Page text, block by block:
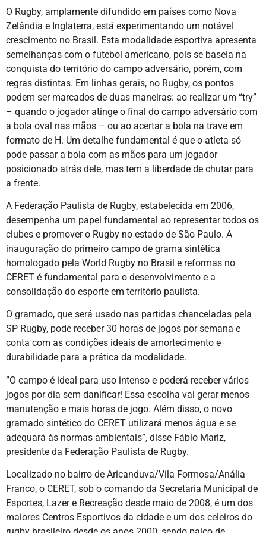
O Rugby, amplamente difundido em países como Nova
Zelândia e Inglaterra, está experimentando um notável
crescimento no Brasil. Esta modalidade esportiva apresenta
semelhanças com o futebol americano, pois se baseia na
conquista do território do campo adversário, porém, com
regras distintas. Em linhas gerais, no Rugby, os pontos
podem ser marcados de duas maneiras: ao realizar um “try”
– quando o jogador atinge o final do campo adversário com
a bola oval nas mãos – ou ao acertar a bola na trave em
formato de H. Um detalhe fundamental é que o atleta só
pode passar a bola com as mãos para um jogador
posicionado atrás dele, mas tem a liberdade de chutar para
a frente.
A Federação Paulista de Rugby, estabelecida em 2006,
desempenha um papel fundamental ao representar todos os
clubes e promover o Rugby no estado de São Paulo. A
inauguração do primeiro campo de grama sintética
homologado pela World Rugby no Brasil e reformas no
CERET é fundamental para o desenvolvimento e a
consolidação do esporte em território paulista.
O gramado, que será usado nas partidas chanceladas pela
SP Rugby, pode receber 30 horas de jogos por semana e
conta com as condições ideais de amortecimento e
durabilidade para a prática da modalidade.
”O campo é ideal para uso intenso e poderá receber vários
jogos por dia sem danificar! Essa escolha vai gerar menos
manutenção e mais horas de jogo. Além disso, o novo
gramado sintético do CERET utilizará menos água e se
adequará às normas ambientais”, disse Fábio Mariz,
presidente da Federação Paulista de Rugby.
Localizado no bairro de Aricanduva/Vila Formosa/Anália
Franco, o CERET, sob o comando da Secretaria Municipal de
Esportes, Lazer e Recreação desde maio de 2008, é um dos
maiores Centros Esportivos da cidade e um dos celeiros do